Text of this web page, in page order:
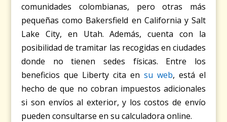
comunidades colombianas, pero otras más
pequeñas como Bakersfield en California y Salt
Lake City, en Utah. Además, cuenta con la
posibilidad de tramitar las recogidas en ciudades
donde no tienen sedes físicas. Entre los
beneficios que Liberty cita en su web, está el
hecho de que no cobran impuestos adicionales
si son envíos al exterior, y los costos de envío
pueden consultarse en su calculadora online.